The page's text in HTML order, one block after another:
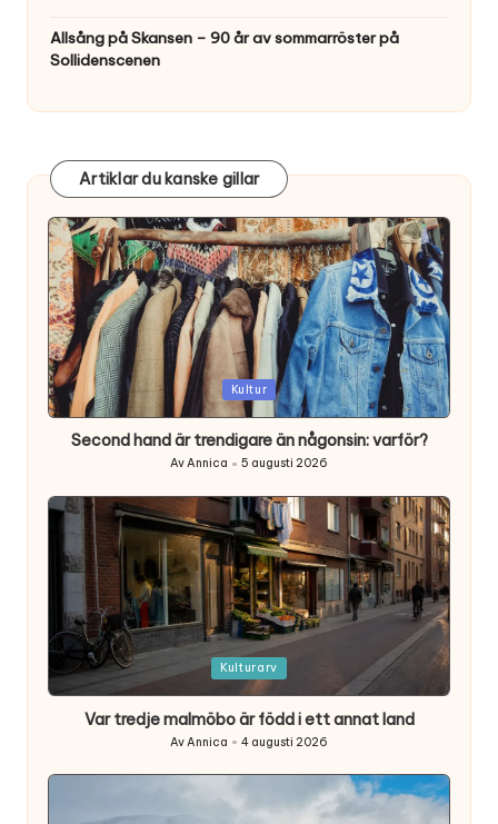
Allsång på Skansen – 90 år av sommarröster på
Sollidenscenen
Artiklar du kanske gillar
Posted
in
Kultur
Second hand är trendigare än någonsin: varför?
AvAnnica 5 augusti 2026
Posted
in
Kulturarv
Var tredje malmöbo är född i ett annat land
Posted
AvAnnica 4 augusti 2026